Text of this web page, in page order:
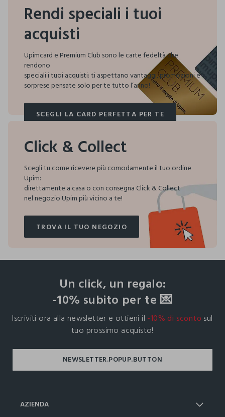
Rendi speciali i tuoi
acquisti
Upimcard e Premium Club sono le carte fedeltà che
rendono
speciali i tuoi acquisti:ti aspettano vantaggi, promozioni e
sorprese pensate solo per te tutto l’anno!
SCEGLI LA CARD PERFETTA PER TE
SCEGLI LA CARD PERFETTA PER TE
Click & Collect
Scegli tu come ricevere più comodamente il tuo ordine
Upim:
direttamente a casa o con consegna Click & Collect
nel negozio Upim più vicino a te!
TROVA IL TUO NEGOZIO
TROVA IL TUO NEGOZIO
Un click, un regalo:
-10% subito per te 💌
Iscriviti ora alla newsletter e ottieni il -10% di sconto sul
tuo prossimo acquisto!
AZIENDA